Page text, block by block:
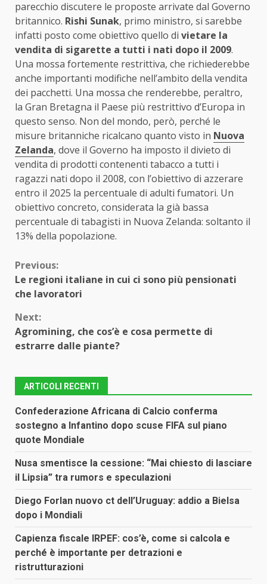
parecchio discutere le proposte arrivate dal Governo
britannico. Rishi Sunak, primo ministro, si sarebbe
infatti posto come obiettivo quello di vietare la
vendita di sigarette a tutti i nati dopo il 2009.
Una mossa fortemente restrittiva, che richiederebbe
anche importanti modifiche nell’ambito della vendita
dei pacchetti. Una mossa che renderebbe, peraltro,
la Gran Bretagna il Paese più restrittivo d’Europa in
questo senso. Non del mondo, però, perché le
misure britanniche ricalcano quanto visto in Nuova
Zelanda, dove il Governo ha imposto il divieto di
vendita di prodotti contenenti tabacco a tutti i
ragazzi nati dopo il 2008, con l’obiettivo di azzerare
entro il 2025 la percentuale di adulti fumatori. Un
obiettivo concreto, considerata la già bassa
percentuale di tabagisti in Nuova Zelanda: soltanto il
13% della popolazione.
Continue
Reading
Previous:
Le regioni italiane in cui ci sono più pensionati
che lavoratori
Next:
Agromining, che cos’è e cosa permette di
estrarre dalle piante?
ARTICOLI RECENTI
Confederazione Africana di Calcio conferma
sostegno a Infantino dopo scuse FIFA sul piano
quote Mondiale
Nusa smentisce la cessione: “Mai chiesto di lasciare
il Lipsia” tra rumors e speculazioni
Diego Forlan nuovo ct dell’Uruguay: addio a Bielsa
dopo i Mondiali
Capienza fiscale IRPEF: cos’è, come si calcola e
perché è importante per detrazioni e
ristrutturazioni